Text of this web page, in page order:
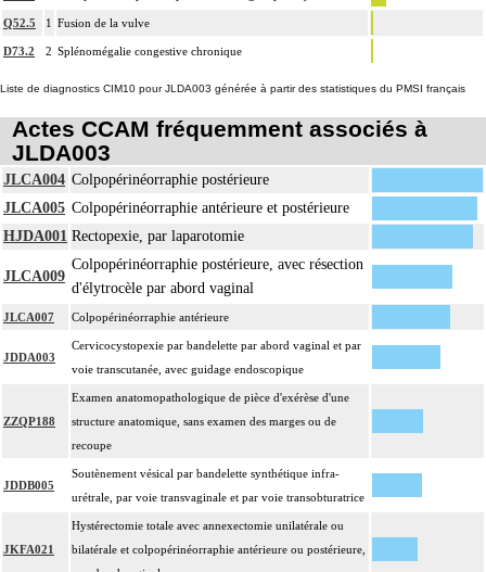
Q52.5 1 Fusion de la vulve
D73.2 2 Splénomégalie congestive chronique
Liste de diagnostics CIM10 pour JLDA003 générée à partir des statistiques du PMSI français
Actes CCAM fréquemment associés à
JLDA003
JLCA004 Colpopérinéorraphie postérieure
JLCA005 Colpopérinéorraphie antérieure et postérieure
HJDA001 Rectopexie, par laparotomie
JLCA009
Colpopérinéorraphie postérieure, avec résection
d'élytrocèle par abord vaginal
JLCA007 Colpopérinéorraphie antérieure
JDDA003
Cervicocystopexie par bandelette par abord vaginal et par
voie transcutanée, avec guidage endoscopique
ZZQP188
Examen anatomopathologique de pièce d'exérèse d'une
structure anatomique, sans examen des marges ou de
recoupe
JDDB005
Soutènement vésical par bandelette synthétique infra-
urétrale, par voie transvaginale et par voie transobturatrice
JKFA021
Hystérectomie totale avec annexectomie unilatérale ou
bilatérale et colpopérinéorraphie antérieure ou postérieure,